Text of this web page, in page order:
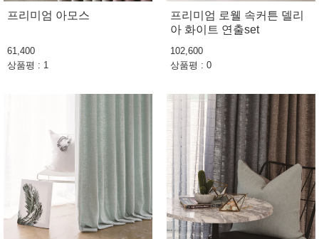
프리미엄 아모스
61,400
상품평 : 1
프리미엄 로웰 속커튼 델리
아 화이트 연출set
102,600
상품평 : 0